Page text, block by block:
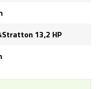
13,2 HP